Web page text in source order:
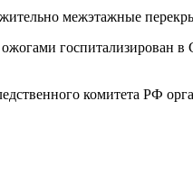
межэтажные
госпитализирован в
комитета РФ